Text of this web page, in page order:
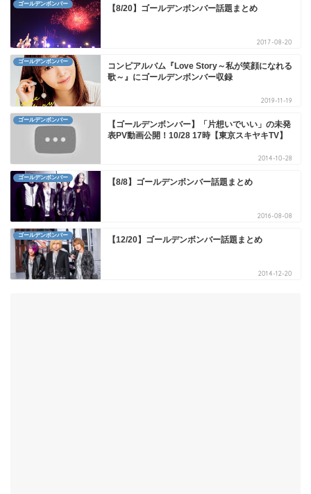
ゴールデンボンバー 【8/20】ゴールデンボンバー話題まとめ
2017-08-20
ゴールデンボンバー
コンピアルバム『Love Story～私が笑顔になれる
歌～』にゴールデンボンバー収録
2019-11-19
ゴールデンボンバー
【ゴールデンボンバー】「片想いでいい」の未発
表PV動画公開！10/28 17時【東京スキヤキTV】
2014-10-28
ゴールデンボンバー 【8/8】ゴールデンボンバー話題まとめ
2016-08-08
ゴールデンボンバー 【12/20】ゴールデンボンバー話題まとめ
2014-12-20